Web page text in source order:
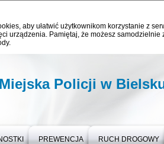
aby ułatwić użytkownikom korzystanie z
urządzenia. Pamiętaj, że możesz
Policji w
PREWENCJA RUCH DROGOWY